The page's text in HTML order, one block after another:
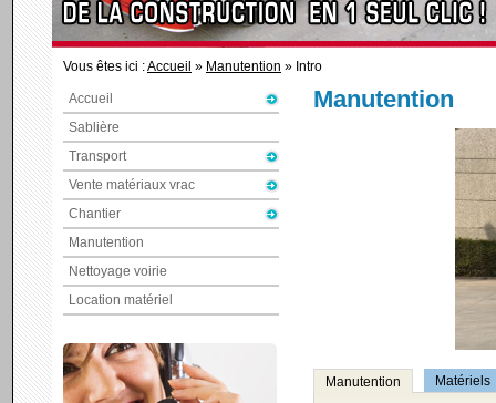
Vous êtes ici :Accueil » Manutention » Intro
Accueil
Sablière
Transport
Vente matériaux vrac
Chantier
Manutention
Nettoyage voirie
Location matériel
Manutention
Manutention Matériels